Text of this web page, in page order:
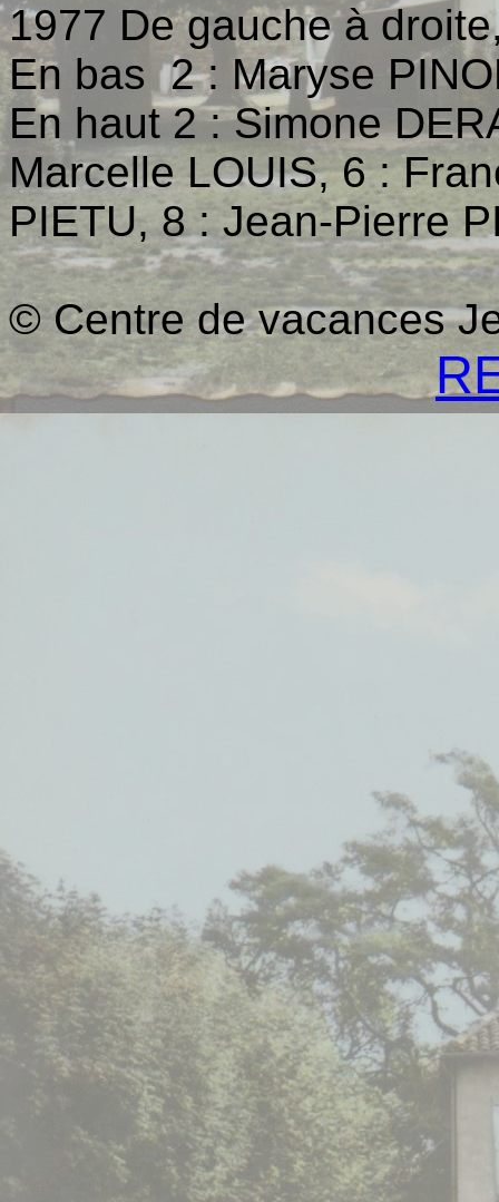
1977 De gauche à
En bas 2 : Maryse
En haut 2 : Simone
Marcelle LOUIS, 6 :
PIETU, 8 : Jean-Pierre
© Centre de vacances